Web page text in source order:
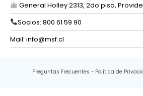
General Holley 2313, 2do piso,
Socios: 800 61 59 90
Mail: info@msf.cl
Preguntas Frecuentes Política de